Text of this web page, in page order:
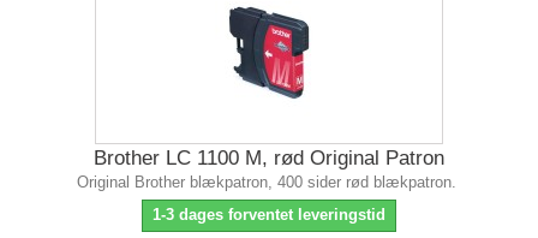
Brother LC 1100 M, rød Original Patron
Original Brother blækpatron, 400 sider rød blækpatron.
1-3 dages forventet leveringstid